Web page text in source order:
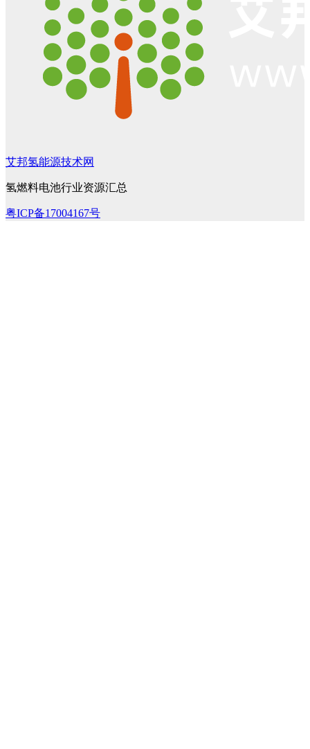
艾邦氢能源技术网
氢燃料电池行业资源汇总
粤ICP备17004167号